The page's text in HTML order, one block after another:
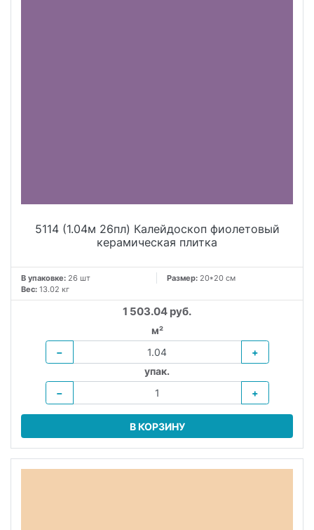
5114 (1.04м 26пл) Калейдоскоп фиолетовый
керамическая плитка
В упаковке: 26 шт Размер: 20*20 см
Вес: 13.02 кг
1 503.04 руб.
м²
−
+
упак.
−
+
В КОРЗИНУ